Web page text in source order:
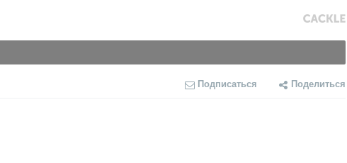
Подписаться Поделиться